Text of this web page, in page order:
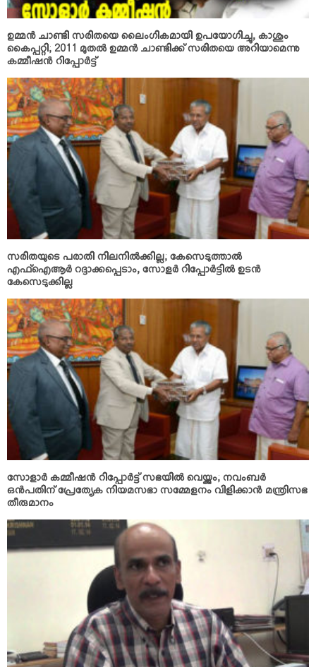
ഉമ്മന്‍ ചാണ്ടി സരിതയെ ലൈംഗികമായി ഉപയോഗിച്ചു, കാശും
കൈപ്പറ്റി; 2011 മുതല്‍ ഉമ്മന്‍ ചാണ്ടിക്ക് സരിതയെ അറിയാമെന്നു
കമ്മീഷന്‍ റിപ്പോര്‍ട്ട്
സരിതയുടെ പരാതി നിലനില്‍ക്കില്ല; കേസെടുത്താല്‍
എഫ്ഐആര്‍ റദ്ദാക്കപ്പെടാം, സോളര്‍ റിപ്പോര്‍ട്ടില്‍ ഉടന്‍
കേസെടുക്കില്ല
സോളാര്‍ കമ്മീഷന്‍ റിപ്പോര്‍ട്ട് സഭയില്‍ വെയ്ക്കും; നവംബര്‍
ഒന്‍പതിന് പ്രേത്യേക നിയമസഭാ സമ്മേളനം വിളിക്കാന്‍ മന്ത്രിസഭ
തീരുമാനം